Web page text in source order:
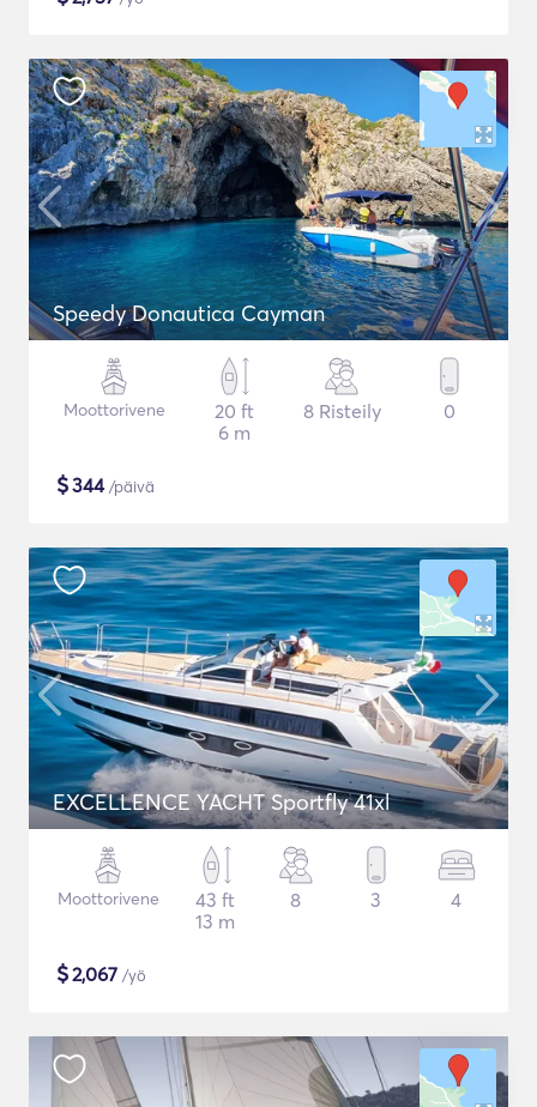
Speedy Donautica Cayman
Moottorivene
20 ft
6 m
8 Risteily 0
$344/päivä
EXCELLENCE YACHT Sportfly 41xl
Moottorivene
43 ft
13 m
8 3 4
$2,067 /yö